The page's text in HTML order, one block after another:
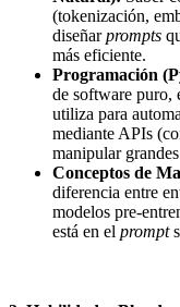
(tokenización,
diseñarprompts
más eficiente.
Programación
de software puro,
utiliza para
mediante APIs
manipular
Conceptos de
diferencia entre
modelos pre-
está en el prompt